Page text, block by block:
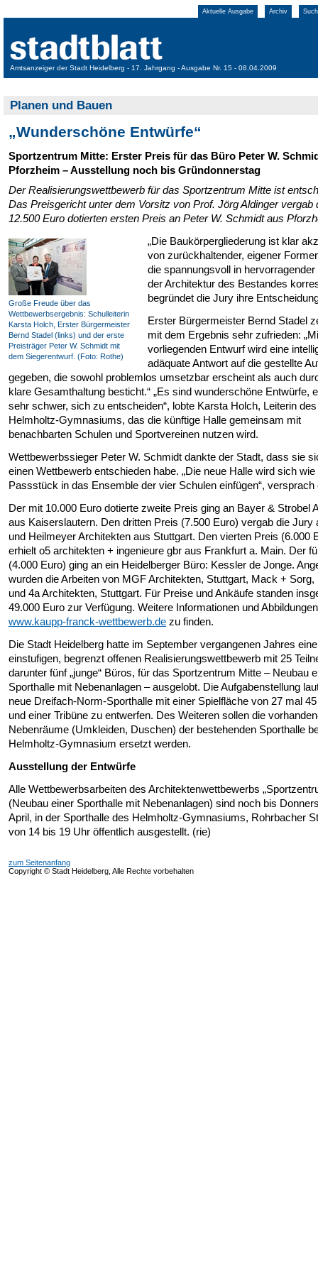
Aktuelle Ausgabe Archiv
Amtsanzeiger der Stadt Heidelberg - 17. Jahrgang - Ausgabe Nr. 15 - 08.04.2009
Planen und Bauen
„Wunderschöne Entwürfe“
Sportzentrum Mitte: Erster Preis für das Büro Peter W.
Pforzheim – Ausstellung noch bis Gründonnerstag
Der Realisierungswettbewerb für das Sportzentrum Mitte ist
Das Preisgericht unter dem Vorsitz von Prof. Jörg Aldinger vergab
12.500 Euro dotierten ersten Preis an Peter W. Schmidt aus
Große Freude über das
Wettbewerbsergebnis: Schulleiterin
Karsta Holch, Erster Bürgermeister
Bernd Stadel (links) und der erste
Preisträger Peter W. Schmidt mit
dem Siegerentwurf. (Foto: Rothe)
„Die Baukörpergliederung ist klar
von zurückhaltender, eigener
die spannungsvoll in
der Architektur des Bestandes
begründet die Jury ihre
Erster Bürgermeister Bernd Stadel
mit dem Ergebnis sehr zufrieden:
vorliegenden Entwurf wird eine
adäquate Antwort auf die gestellte
gegeben, die sowohl problemlos umsetzbar erscheint als auch
klare Gesamthaltung besticht.“ „Es sind wunderschöne Entwürfe,
sehr schwer, sich zu entscheiden“, lobte Karsta Holch, Leiterin des
Helmholtz-Gymnasiums, das die künftige Halle gemeinsam mit
benachbarten Schulen und Sportvereinen nutzen wird.
Wettbewerbssieger Peter W. Schmidt dankte der Stadt, dass sie
einen Wettbewerb entschieden habe. „Die neue Halle wird sich wie
Passstück in das Ensemble der vier Schulen einfügen“, versprach
Der mit 10.000 Euro dotierte zweite Preis ging an Bayer & Strobel
aus Kaiserslautern. Den dritten Preis (7.500 Euro) vergab die Jury
und Heilmeyer Architekten aus Stuttgart. Den vierten Preis (6.000
erhielt o5 architekten + ingenieure gbr aus Frankfurt a. Main. Der
(4.000 Euro) ging an ein Heidelberger Büro: Kessler de Jonge.
wurden die Arbeiten von MGF Architekten, Stuttgart, Mack + Sorg,
und 4a Architekten, Stuttgart. Für Preise und Ankäufe standen
49.000 Euro zur Verfügung. Weitere Informationen und
www.kaupp-franck-wettbewerb.de zu finden.
Die Stadt Heidelberg hatte im September vergangenen Jahres
einstufigen, begrenzt offenen Realisierungswettbewerb mit 25
darunter fünf „junge“ Büros, für das Sportzentrum Mitte – Neubau
Sporthalle mit Nebenanlagen – ausgelobt. Die Aufgabenstellung
neue Dreifach-Norm-Sporthalle mit einer Spielfläche von 27 mal
und einer Tribüne zu entwerfen. Des Weiteren sollen die
Nebenräume (Umkleiden, Duschen) der bestehenden Sporthalle
Helmholtz-Gymnasium ersetzt werden.
Ausstellung der Entwürfe
Alle Wettbewerbsarbeiten des Architektenwettbewerbs
(Neubau einer Sporthalle mit Nebenanlagen) sind noch bis
April, in der Sporthalle des Helmholtz-Gymnasiums, Rohrbacher
von 14 bis 19 Uhr öffentlich ausgestellt. (rie)
zum Seitenanfang
Copyright © Stadt Heidelberg, Alle Rechte vorbehalten